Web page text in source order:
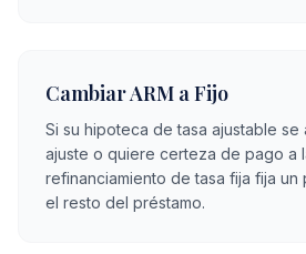
Cambiar ARM a Fijo
Si su hipoteca de tasa ajustable se
ajuste o quiere certeza de pago a
refinanciamiento de tasa fija fija
el resto del préstamo.